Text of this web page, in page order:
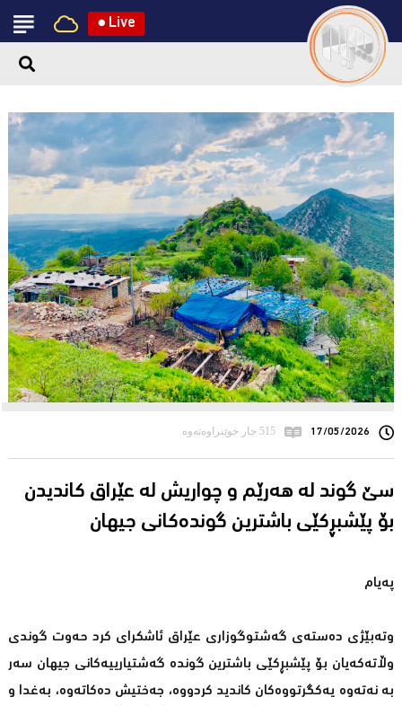
● Live
17/05/2026 515 جار خوێنراوەتەوە
سێ‌ گوند لە هەرێم و چواریش لە عێراق كاندیدن
بۆ پێشبڕكێی باشترین گوندەكانی جیهان
پەیام
وتەبێژی دەستەی گەشتوگوزاری عێراق ئاشكرای كرد حەوت گوندی
وڵاتەكەیان بۆ پێشبڕكێی باشترین گوندە گەشتیارییەكانی جیهان سەر
بە نەتەوە یەكگرتووەكان كاندید كردووە، جەختیش دەكاتەوە، بەغدا و